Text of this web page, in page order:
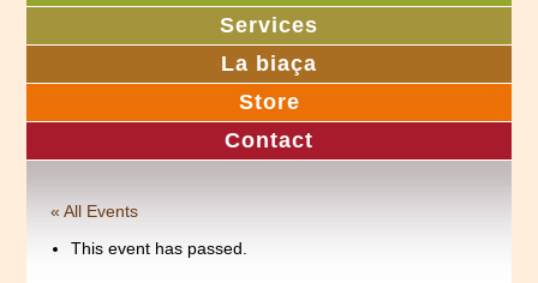
Services
La biaça
Store
Contact
« All Events
This event has passed.